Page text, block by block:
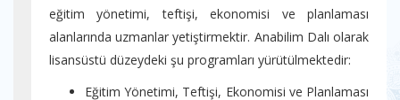
eğitim yönetimi, teftişi, ekonomisi ve planlaması
alanlarında uzmanlar yetiştirmektir. Anabilim Dalı olarak
lisansüstü düzeydeki şu programları yürütülmektedir:
Eğitim Yönetimi, Teftişi, Ekonomisi ve Planlaması